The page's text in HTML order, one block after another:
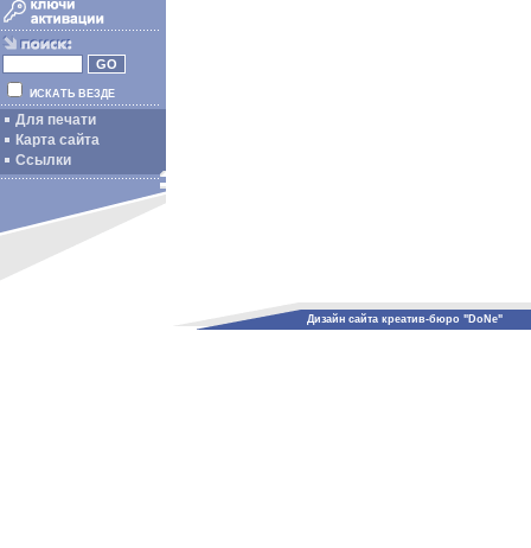
ИСКАТЬ ВЕЗДЕ
Для печати
Карта сайта
Ссылки
Дизайн сайта креатив-бюро "DoNe"